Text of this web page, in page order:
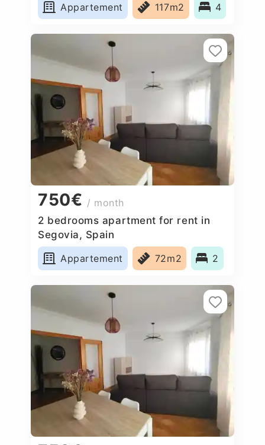
Appartement
117m2 4
750€ / month
2 bedrooms apartment for rent in
Segovia, Spain
Appartement
72m2 2